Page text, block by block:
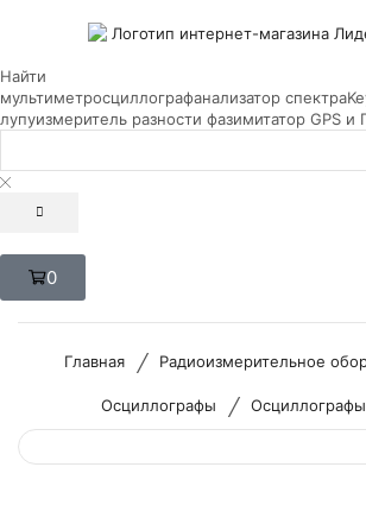
Найти
мультиметросциллографанализатор спектра
лупуизмеритель разности фазимитатор GPS
0
Главная / Радиоизмерительное
Осциллографы /